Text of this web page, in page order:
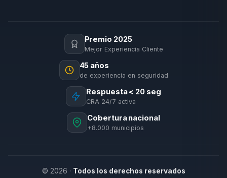
Premio 2025
Mejor Experiencia Cliente
45 años
de experiencia en seguridad
Respuesta < 20 seg
CRA 24/7 activa
Cobertura nacional
+8.000 municipios
© 2026 · Todos los derechos reservados